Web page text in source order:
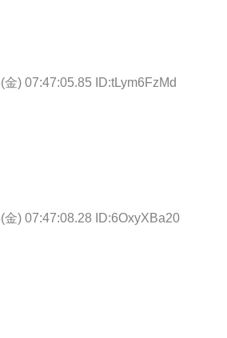
金) 07:47:05.85 ID:tLym6FzMd
金) 07:47:08.28 ID:6OxyXBa20